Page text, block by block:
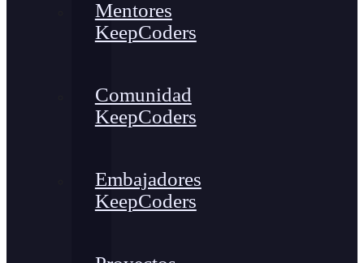
Mentores
KeepCoders
Comunidad
KeepCoders
Embajadores
KeepCoders